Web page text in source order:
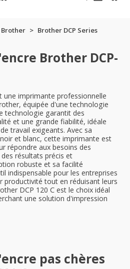
Brother
Brother DCP Series
Brother DCP-
une imprimante professionnelle
équipée d'une technologie
technologie garantit des
et une grande fiabilité, idéale
travail exigeants. Avec sa
et blanc, cette imprimante est
répondre aux besoins des
résultats précis et
robuste et sa facilité
indispensable pour les entreprises
productivité tout en réduisant leurs
DCP 120 C est le choix idéal
une solution d'impression
pas chères